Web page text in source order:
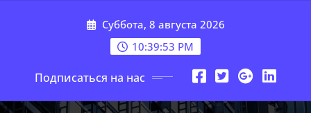
Суббота, 8 августа 2026
10:39:55 PM
Подписаться на нас